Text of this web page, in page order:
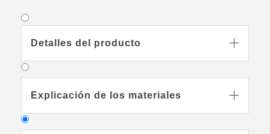
Detalles del producto 
Explicación de los materiales 